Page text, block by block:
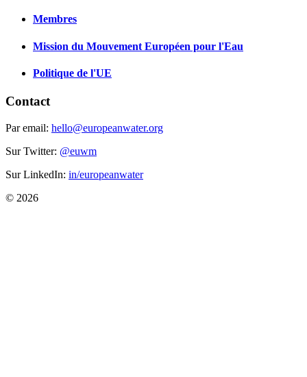
Membres
Mission du Mouvement Européen pour l'Eau
Politique de l'UE
Contact
Par email: hello@europeanwater.org
Sur Twitter: @euwm
Sur LinkedIn: in/europeanwater
© 2026